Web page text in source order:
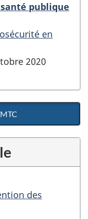
santé publique
en
2020
des